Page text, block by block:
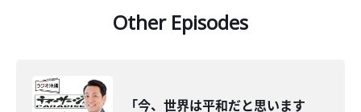
Other Episodes
「今、世界は平和だと思います